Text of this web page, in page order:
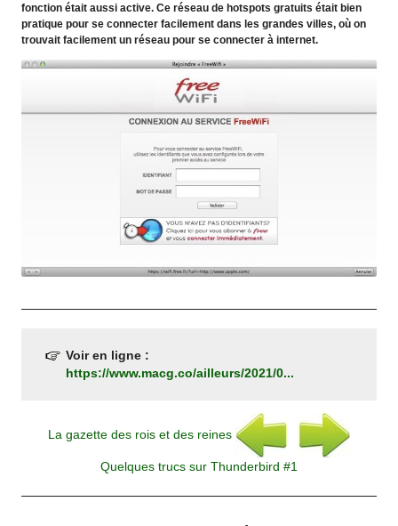
fonction était aussi active. Ce réseau de hotspots gratuits était bien
pratique pour se connecter facilement dans les grandes villes, où on
trouvait facilement un réseau pour se connecter à internet.
Voir en ligne :
https://www.macg.co/ailleurs/2021/0...
La gazette des rois et des reines
Quelques trucs sur Thunderbird #1